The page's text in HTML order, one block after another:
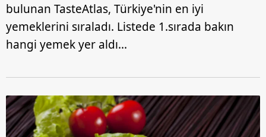
bulunan TasteAtlas, Türkiye'nin en iyi
yemeklerini sıraladı. Listede 1.sırada bakın
hangi yemek yer aldı...